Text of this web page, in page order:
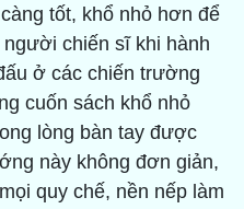
tốt, khổ nhỏ hơn để
chiến sĩ khi hành
ở các chiến trường
cuốn sách khổ nhỏ
lòng bàn tay được
này không đơn giản,
quy chế, nền nếp làm